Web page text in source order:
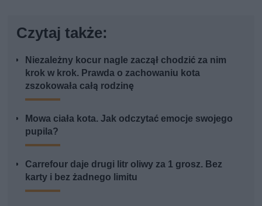
Czytaj także:
Niezależny kocur nagle zaczął chodzić za nim
krok w krok. Prawda o zachowaniu kota
zszokowała całą rodzinę
Mowa ciała kota. Jak odczytać emocje swojego
pupila?
Carrefour daje drugi litr oliwy za 1 grosz. Bez
karty i bez żadnego limitu